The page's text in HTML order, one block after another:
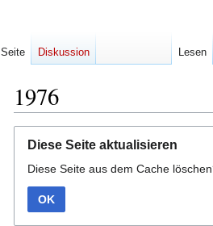
1976
Navigation
springen
Suche
springen
Diese Seite aktualisieren
Diese Seite aus dem Cache
OK
Seite Diskussion Lesen